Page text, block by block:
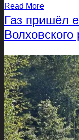
Read More
Газ пришёл
Волховского